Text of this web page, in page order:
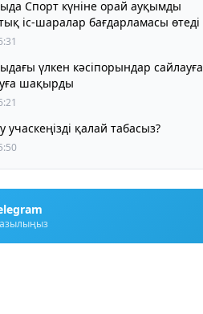
Спорт күніне орай ауқымды
іс-шаралар бағдарламасы өтеді
үлкен кәсіпорындар сайлауға
шақырды
учаскеңізді қалай табасыз?